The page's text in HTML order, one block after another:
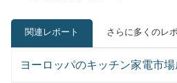
関連レポート さらに多くのレ
ヨーロッパのキッチン家電市